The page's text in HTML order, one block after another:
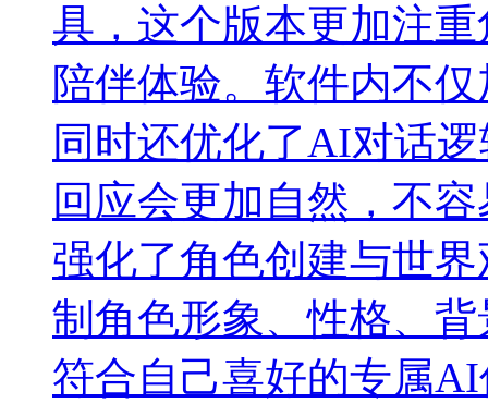
具，这个版本更加注
陪伴体验。软件内不
同时还优化了AI对话
回应会更加自然，不
强化了角色创建与世
制角色形象、性格、
符合自己喜好的专属